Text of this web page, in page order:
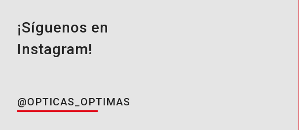
¡Síguenos en
Instagram!
@OPTICAS_OPTIMAS